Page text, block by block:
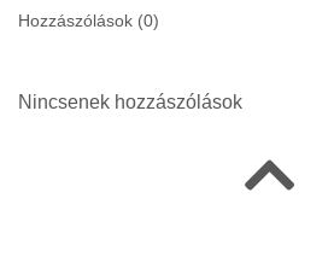
Hozzászólások (0)
Nincsenek hozzászólások